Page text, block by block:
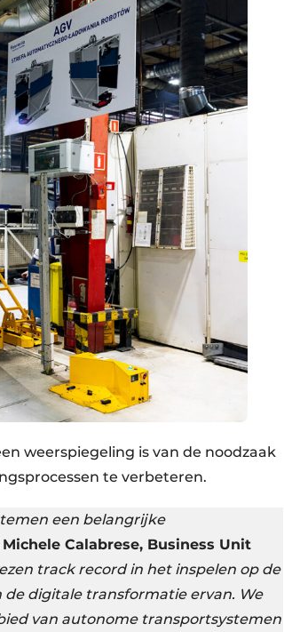
weerspiegeling is van de noodzaak
te verbeteren.
een belangrijke
Michele Calabrese, Business Unit
track record in het inspelen op de
digitale transformatie ervan. We
van autonome transportsystemen